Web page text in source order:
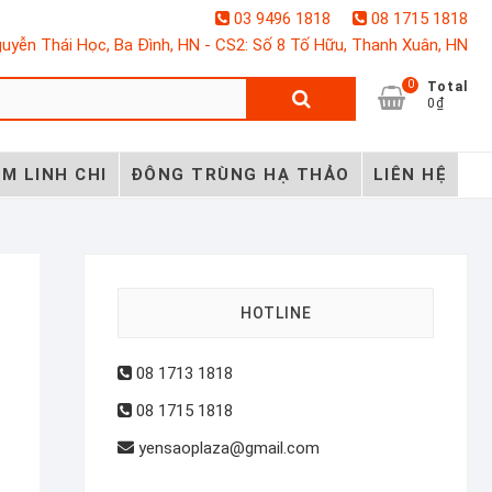
03 9496 1818
08 1715 1818
Thái Học, Ba Đình, HN - CS2: Số 8 Tố Hữu, Thanh Xuân, HN
0
Total
0₫
LINH CHI ĐÔNG TRÙNG HẠ THẢO LIÊN HỆ
HOTLINE
08 1713 1818
08 1715 1818
yensaoplaza@gmail.com